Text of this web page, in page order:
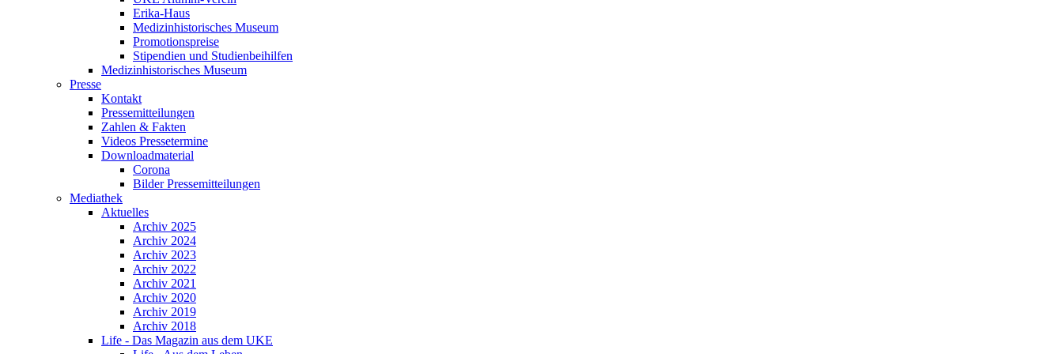
Erika-Haus
Medizinhistorisches Museum
Promotionspreise
Stipendien und Studienbeihilfen
Medizinhistorisches Museum
Presse
Kontakt
Pressemitteilungen
Zahlen & Fakten
Videos Pressetermine
Downloadmaterial
Corona
Bilder Pressemitteilungen
Mediathek
Aktuelles
Archiv 2025
Archiv 2024
Archiv 2023
Archiv 2022
Archiv 2021
Archiv 2020
Archiv 2019
Archiv 2018
Life - Das Magazin aus dem UKE